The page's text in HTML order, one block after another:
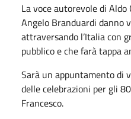
La voce autorevole di Aldo
Angelo Branduardi danno
attraversando l’Italia con
pubblico e che farà tappa
Sarà un appuntamento di
delle celebrazioni per gli
Francesco.